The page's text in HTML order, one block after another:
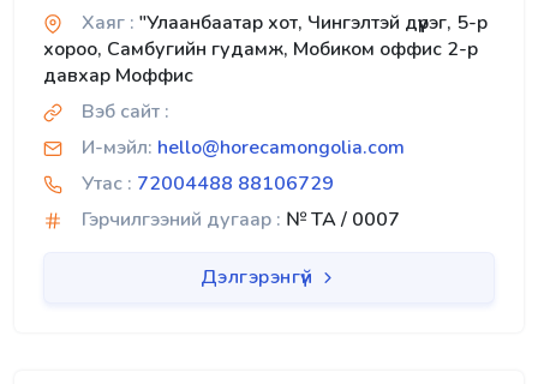
Хаяг : "Улаанбаатар хот, Чингэлтэй дүүрэг, 5-р
хороо, Самбугийн гудамж, Мобиком оффис 2-р
давхар Моффис
Вэб сайт :
И-мэйл: hello@horecamongolia.com
Утас : 72004488 88106729
Гэрчилгээний дугаар : № TA / 0007
Дэлгэрэнгүй